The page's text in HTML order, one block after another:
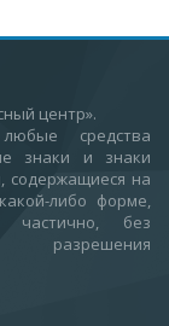
центр».
средства
знаки и знаки
содержащиеся на
либо форме,
частично, без
разрешения